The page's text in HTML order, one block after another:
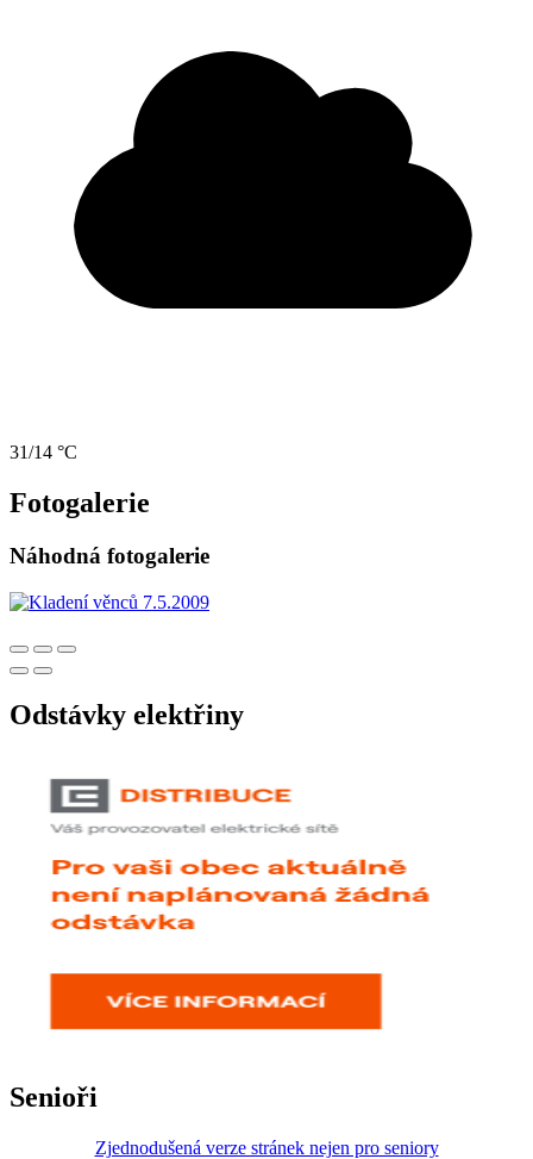
31/14 °C
Fotogalerie
Náhodná fotogalerie
Odstávky elektřiny
Senioři
Zjednodušená verze stránek nejen pro seniory